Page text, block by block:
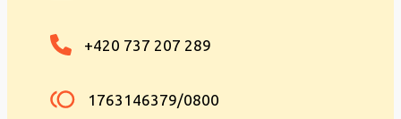
+420 737 207 289
1763146379/0800